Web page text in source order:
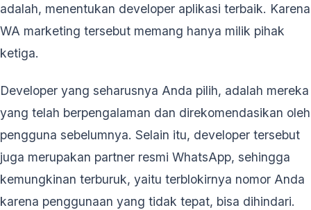
adalah, menentukan developer aplikasi terbaik. Karena
WA marketing tersebut memang hanya milik pihak
ketiga.
Developer yang seharusnya Anda pilih, adalah mereka
yang telah berpengalaman dan direkomendasikan oleh
pengguna sebelumnya. Selain itu, developer tersebut
juga merupakan partner resmi WhatsApp, sehingga
kemungkinan terburuk, yaitu terblokirnya nomor Anda
karena penggunaan yang tidak tepat, bisa dihindari.